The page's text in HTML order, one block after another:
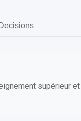
supérieur et